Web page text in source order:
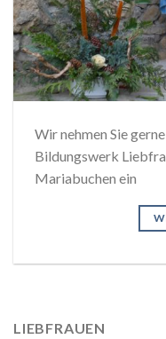
Wir nehmen Sie
Bildungswerk
Mariabuchen ein
LIEBFRAUEN